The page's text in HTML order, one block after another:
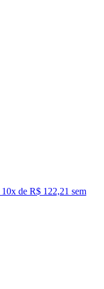
10x de R$ 122,21 sem